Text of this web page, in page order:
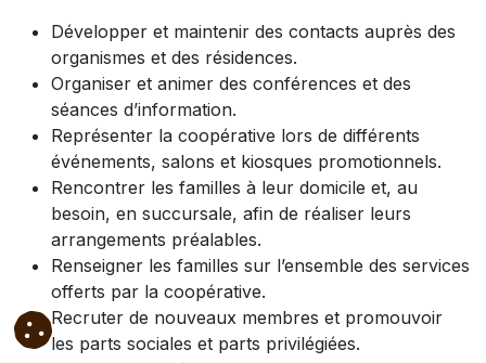
Développer et maintenir des contacts auprès des
organismes et des résidences.
Organiser et animer des conférences et des
séances d’information.
Représenter la coopérative lors de différents
événements, salons et kiosques promotionnels.
Rencontrer les familles à leur domicile et, au
besoin, en succursale, afin de réaliser leurs
arrangements préalables.
Renseigner les familles sur l’ensemble des services
offerts par la coopérative.
Recruter de nouveaux membres et promouvoir
les parts sociales et parts privilégiées.